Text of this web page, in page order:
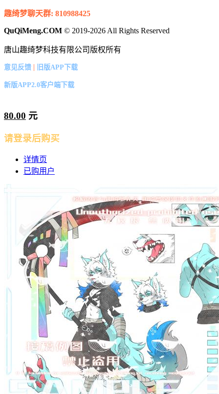
趣绮梦聊天群: 810988425
QuQiMeng.COM © 2019-2026 All Rights Reserved
唐山趣绮梦科技有限公司版权所有
意见反馈 | 旧版APP下载
新版APP2.0客户端下载
80.00 元
请登录后购买
详情页
已购用户